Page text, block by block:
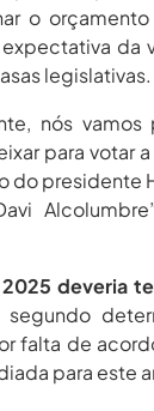
o
da
legislativas.
nós vamos
para votar
do presidente
deveria
segundo
falta de
para este